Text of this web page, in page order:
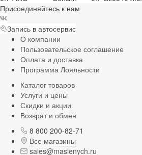
Присоединяйтесь к нам
Запись в автосервис
О компании
Пользовательское соглашение
Оплата и доставка
Программа Лояльности
Каталог товаров
Услуги и цены
Скидки и акции
Возврат и обмен
8 800 200-82-71
Все магазины
sales@maslenych.ru